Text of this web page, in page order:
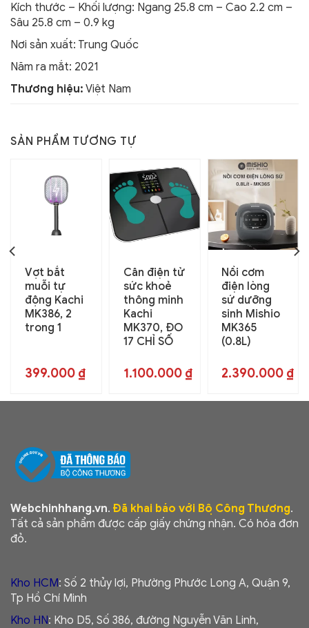
Kích thước – Khối lượng: Ngang 25.8 cm – Cao 2.2 cm –
Sâu 25.8 cm – 0.9 kg
Nơi sản xuất: Trung Quốc
Năm ra mắt: 2021
Thương hiệu: Việt Nam
SẢN PHẨM TƯƠNG TỰ
Vợt bắt
muỗi tự
động Kachi
MK386, 2
trong 1
399.000 ₫
Cân điện tử
sức khoẻ
thông minh
Kachi
MK370, ĐO
17 CHỈ SỐ
1.100.000 ₫
Nồi cơm
điện lòng
sứ dưỡng
sinh Mishio
MK365
(0.8L)
2.390.000 ₫
Webchinhhang.vn. Đã khai báo với Bộ Công Thương.
Tất cả sản phẩm được cấp giấy chứng nhận. Có hóa đơn
đỏ.
Kho HCM: Số 2 thủy lợi, Phường Phước Long A, Quận 9,
Tp Hồ Chí Minh
Kho HN: Kho D5, Số 386, đường Nguyễn Văn Linh,